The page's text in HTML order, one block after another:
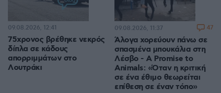
75χρονος βρέθηκε νεκρός
δίπλα σε κάδους
απορριμμάτων στο
Λουτράκι
09.08.2026, 12:41
Άλογα χορεύουν πάνω σε
σπασμένα μπουκάλια στη
Λέσβο - A Promise to
Animals: «Όταν η κριτική
σε ένα έθιμο θεωρείται
επίθεση σε έναν τόπο»
09.08.2026, 11:37 47